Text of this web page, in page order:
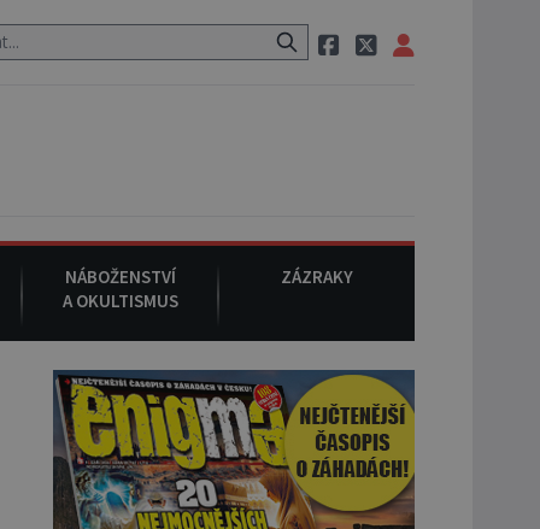
původu. : Na americké městečko
NÁBOŽENSTVÍ
A OKULTISMUS
ZÁZRAKY